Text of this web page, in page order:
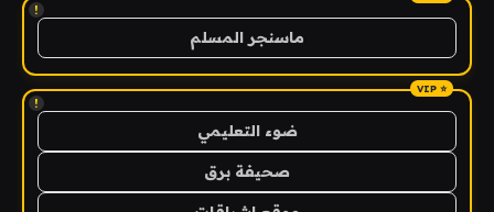
!
ماسنجر المسلم
!
ضوء التعليمي
صحيفة برق